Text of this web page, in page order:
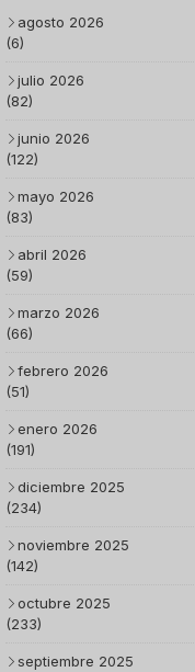
agosto 2026
(6)
julio 2026
(82)
junio 2026
(122)
mayo 2026
(83)
abril 2026
(59)
marzo 2026
(66)
febrero 2026
(51)
enero 2026
(191)
diciembre 2025
(234)
noviembre 2025
(142)
octubre 2025
(233)
septiembre 2025